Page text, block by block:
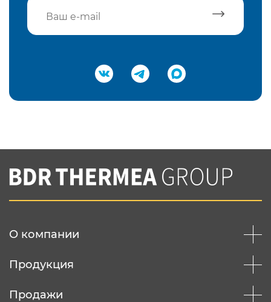
Подтвердить e-mail
Вы соглашаетесь с нашей политикой
конфеденциальности
О компании
Продукция
Продажи